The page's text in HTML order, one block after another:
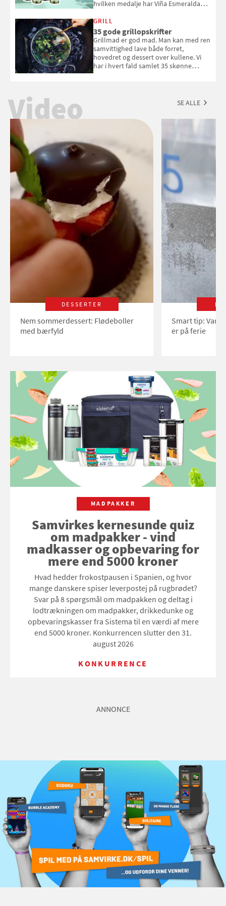
hvilken medalje har Viña Esmeralda
med i Samvirkes skønne vinquiz, hvor
du kan vinde 6 flasker vin fra Viña
Esmeralda. Konkurrencen slutter 1.
september 2026.
GRILL
35 gode grillopskrifter
Grillmad er god mad. Man kan med ren
samvittighed lave både forret,
hovedret og dessert over kullene. Vi
har i hvert fald samlet 35 skønne
Video SE ALLE
DESSERTER
Nem sommerdessert: Flødeboller
med bærfyld
Smart tip:
er på ferie
MADPAKKER
Samvirkes kernesunde quiz
om madpakker - vind
madkasser og opbevaring for
mere end 5000 kroner
Hvad hedder frokostpausen i Spanien, og hvor
mange danskere spiser leverpostej på rugbrødet?
Svar på 8 spørgsmål om madpakken og deltag i
lodtrækningen om madpakker, drikkedunke og
opbevaringskasser fra Sistema til en værdi af mere
end 5000 kroner. Konkurrencen slutter den 31.
august 2026
KONKURRENCE
ANNONCE